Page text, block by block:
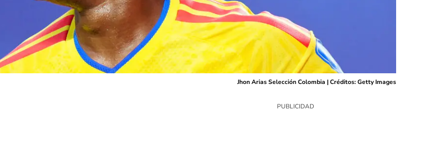
Jhon Arias Selección Colombia | Créditos: Getty Images